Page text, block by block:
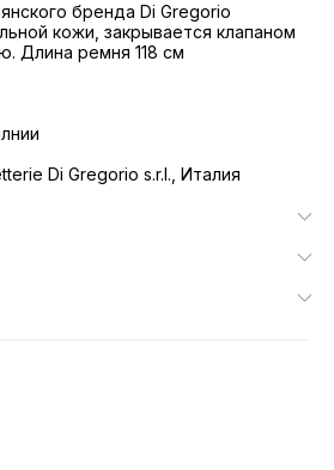
бренда Di Gregorio
кожи, закрывается клапаном
Длина ремня 118 см
Di Gregorio s.r.l., Италия